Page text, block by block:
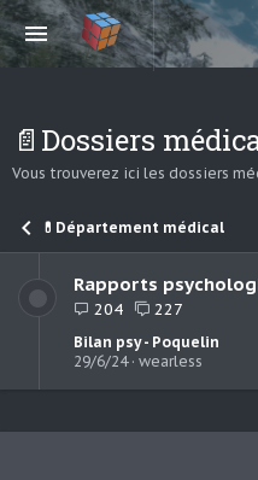
📄Dossiers
Vous trouverez ici les dossiers
💊Département médical
Rapports
204 227
Bilan psy - Poquelin
29/6/24 wearless